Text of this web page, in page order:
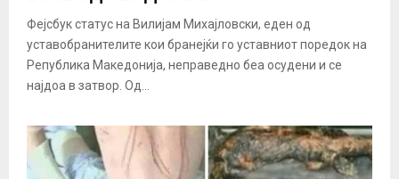
Фејсбук статус на Вилијам Михајловски, еден од
уставобранителите кои бранејќи го уставниот поредок на
Република Македонија, неправедно беа осудени и се
најдоа в затвор. Од...